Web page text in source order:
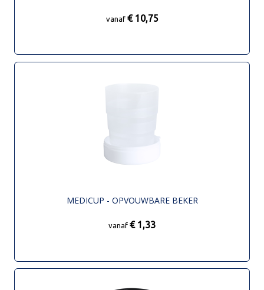
vanaf € 10,75
MEDICUP - OPVOUWBARE BEKER
vanaf € 1,33